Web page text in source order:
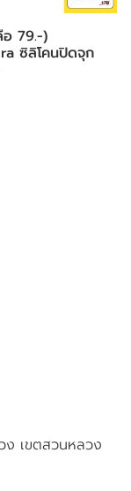
อ 79.-)
ซิลิโคนปิดจุก
เขตสวนหลวง